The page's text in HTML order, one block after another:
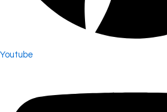
Youtube